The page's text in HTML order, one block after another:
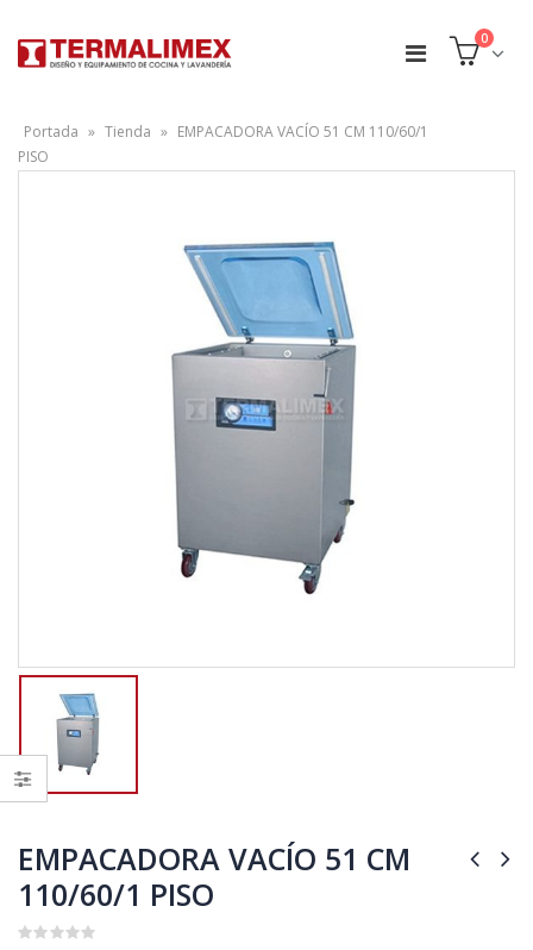
0
Portada » Tienda » EMPACADORA VACÍO 51 CM 110/60/1
PISO
EMPACADORA VACÍO 51 CM
110/60/1 PISO